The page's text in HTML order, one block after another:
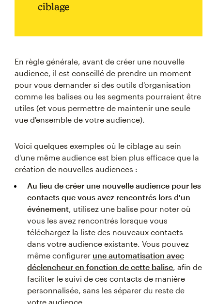
ciblage
En règle générale, avant de créer une nouvelle
audience, il est conseillé de prendre un moment
pour vous demander si des outils d'organisation
comme les balises ou les segments pourraient être
utiles (et vous permettre de maintenir une seule
vue d'ensemble de votre audience).
Voici quelques exemples où le ciblage au sein
d'une même audience est bien plus efficace que la
création de nouvelles audiences :
Au lieu de créer une nouvelle audience pour les
contacts que vous avez rencontrés lors d'un
événement , utilisez une balise pour noter où
vous les avez rencontrés lorsque vous
téléchargez la liste des nouveaux contacts
dans votre audience existante. Vous pouvez
même configurer une automatisation avec
déclencheur en fonction de cette balise , afin de
faciliter le suivi de ces contacts de manière
personnalisée, sans les séparer du reste de
votre audience.